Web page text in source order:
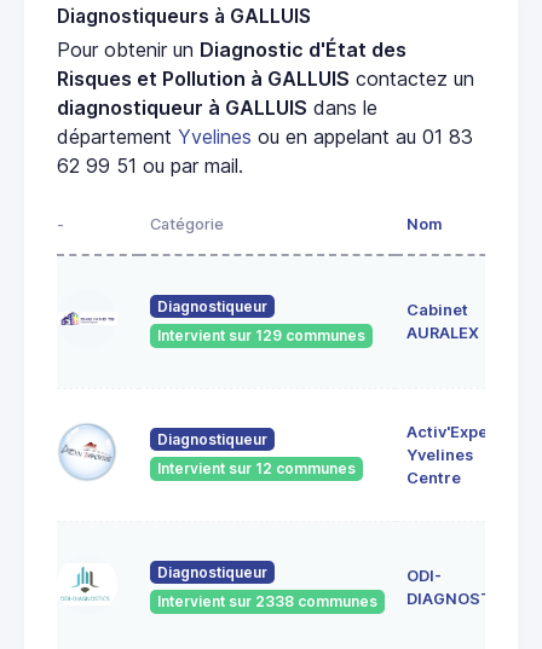
Diagnostiqueurs à GALLUIS
Pour obtenir un Diagnostic d'État des
Risques et Pollution à GALLUIS contactez un
diagnostiqueur à GALLUIS dans le
département Yvelines ou en appelant au 01 83
62 99 51 ou par mail.
- Catégorie Nom
Diagnostiqueur
Intervient sur 129 communes
Cabinet
AURALEX
Diagnostiqueur
Intervient sur 12 communes
Activ'Expertise
Yvelines
Centre
Diagnostiqueur
Intervient sur 2338 communes
ODI-
DIAGNOSTICS